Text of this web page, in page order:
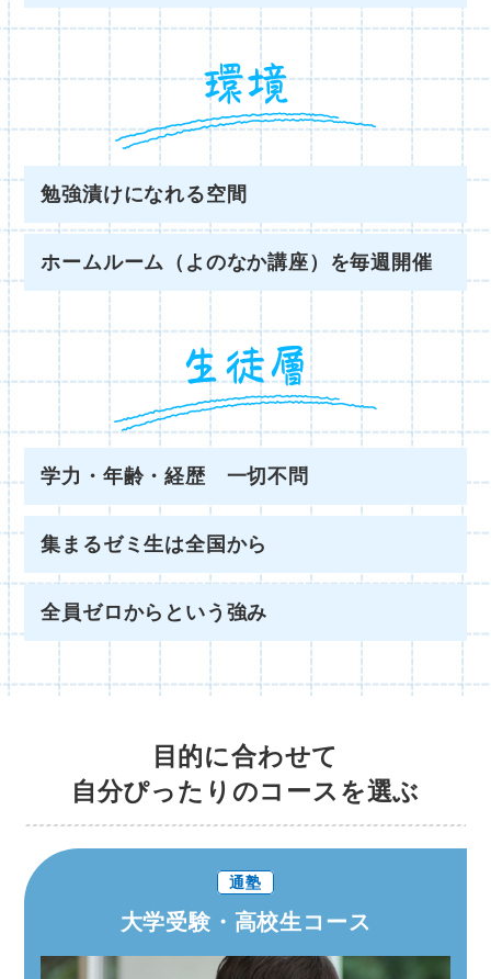
勉強漬けになれる空間
ホームルーム（よのなか講座）を毎週開催
学力・年齢・経歴 一切不問
集まるゼミ生は全国から
全員ゼロからという強み
目的に合わせて
自分ぴったりのコースを選ぶ
通塾
大学受験・高校生コース